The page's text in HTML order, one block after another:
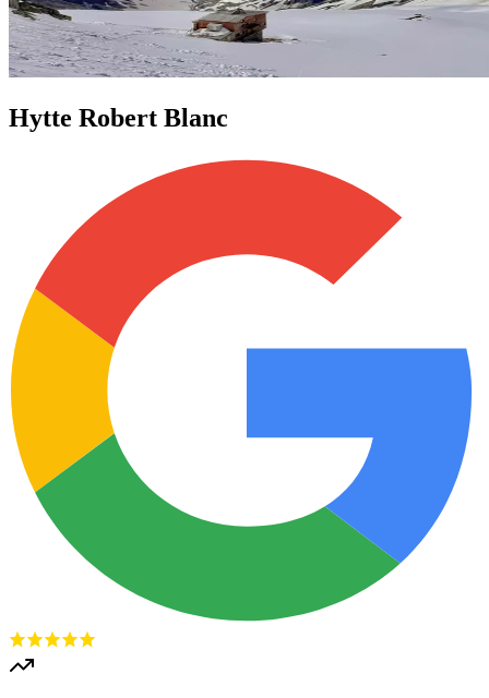
Hytte Robert Blanc